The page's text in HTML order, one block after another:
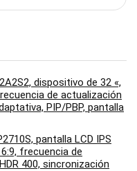
dispositivo de 32 «,
de actualización
PIP/PBP, pantalla
pantalla LCD IPS
frecuencia de
400, sincronización